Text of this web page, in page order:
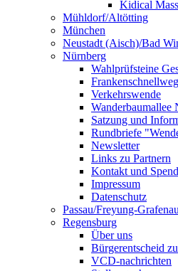
Kidical
Mühldorf/Altötting
München
Neustadt (Aisch)/Bad
Nürnberg
Wahlprüfsteine
Frankenschnellweg
Verkehrswende
Wanderbaumallee
Satzung und
Rundbriefe
Newsletter
Links zu Partnern
Kontakt und
Impressum
Datenschutz
Passau/Freyung-Grafenau
Regensburg
Über uns
Bürgerentscheid
VCD-nachrichten